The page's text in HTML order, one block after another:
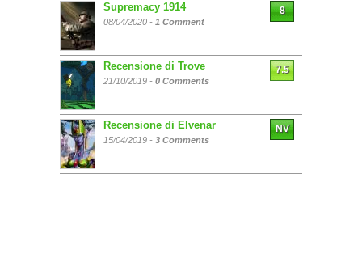
Supremacy 1914
08/04/2020 - 1 Comment
8
Recensione di Trove
21/10/2019 - 0 Comments
7.5
Recensione di Elvenar
15/04/2019 - 3 Comments
NV